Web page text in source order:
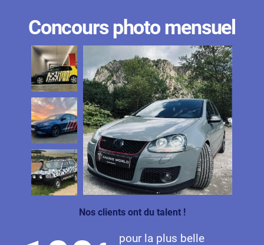
Land Rover
Ldv
Lexus
Ligier
Lincoln
Livan
Concours photo mensuel
Nos clients ont du talent !
pour la plus belle